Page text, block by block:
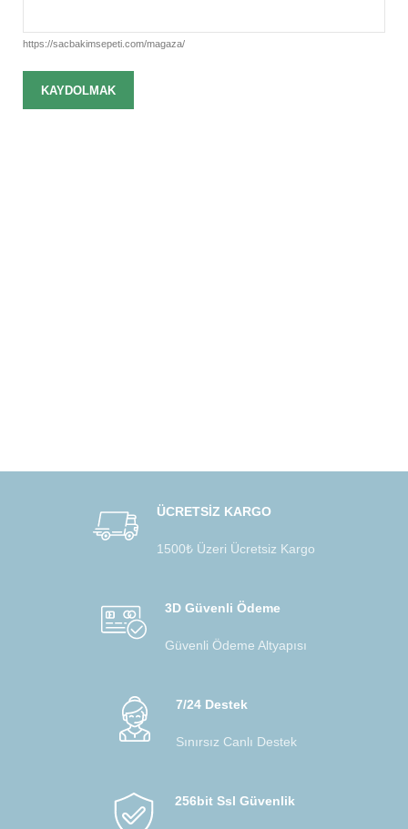
https://sacbakimsepeti.com/magaza/
ÜCRETSİZ KARGO
1500₺ Üzeri Ücretsiz Kargo
3D Güvenli Ödeme
Güvenli Ödeme Altyapısı
7/24 Destek
Sınırsız Canlı Destek
256bit Ssl Güvenlik